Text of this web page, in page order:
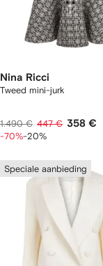
Nina Ricci
Tweed mini-jurk
1.490 € 447 € 358 €
-70%-20%
Speciale aanbieding